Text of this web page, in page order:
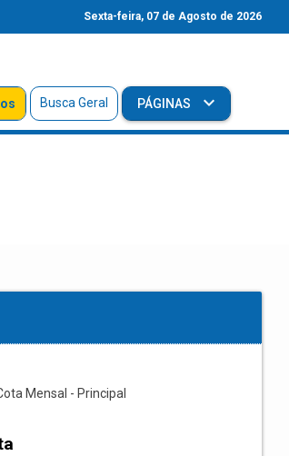
Sexta-feira, 07 de Agosto de 2026
Busca Geral PÁGINAS
Mensal - Principal